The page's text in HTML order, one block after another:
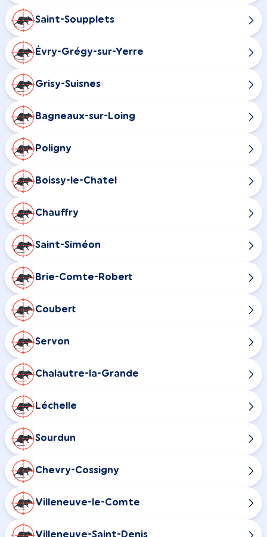
Saint-Soupplets
Évry-Grégy-sur-Yerre
Grisy-Suisnes
Bagneaux-sur-Loing
Poligny
Boissy-le-Chatel
Chauffry
Saint-Siméon
Brie-Comte-Robert
Coubert
Servon
Chalautre-la-Grande
Léchelle
Sourdun
Chevry-Cossigny
Villeneuve-le-Comte
Villeneuve-Saint-Denis